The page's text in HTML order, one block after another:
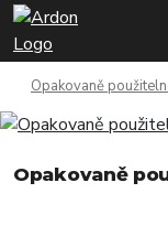
Opakovaně
Opakovaně